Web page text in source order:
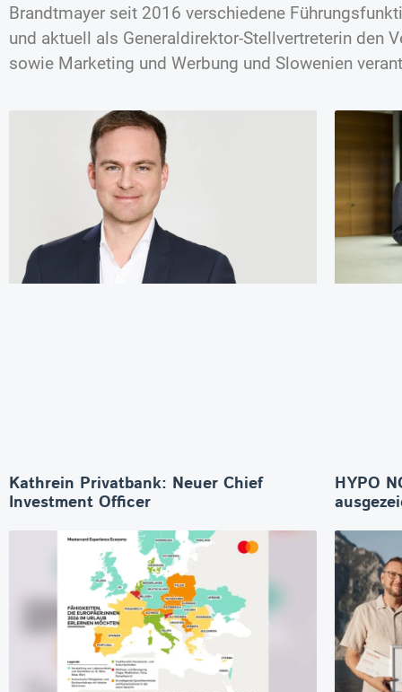
Brandtmayer seit 2016 verschiedene
und aktuell als Generaldirektor-Stellvertreterin den
sowie Marketing und Werbung und Slowenien
Kathrein Privatbank: Neuer Chief
Investment Officer
HYPO